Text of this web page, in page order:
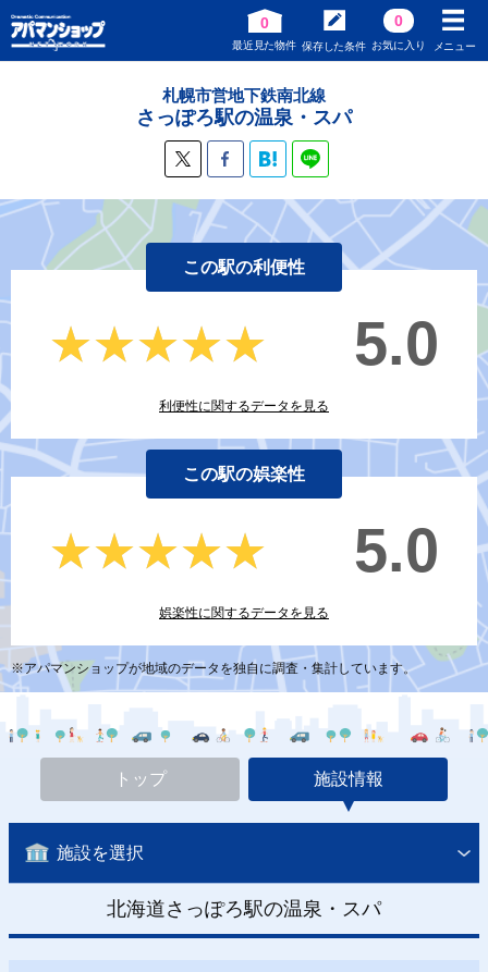
0
最近見た物件 保存した条件
0
お気に入り メニュー
札幌市営地下鉄南北線
さっぽろ駅の温泉・スパ
この駅の利便性
★★★★★
★★★★★ 5.0
利便性に関するデータを見る
この駅の娯楽性
★★★★★
★★★★★ 5.0
娯楽性に関するデータを見る
※アパマンショップが地域のデータを独自に調査・集計しています。
トップ 施設情報
施設を選択
北海道さっぽろ駅の温泉・スパ